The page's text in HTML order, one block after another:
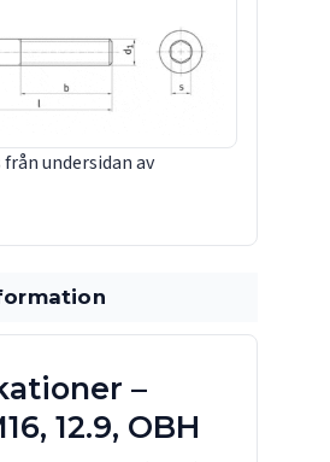
undersidan av
–
12.9, OBH